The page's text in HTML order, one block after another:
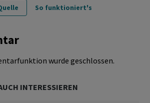
So funktioniert's
wurde geschlossen.
INTERESSIEREN